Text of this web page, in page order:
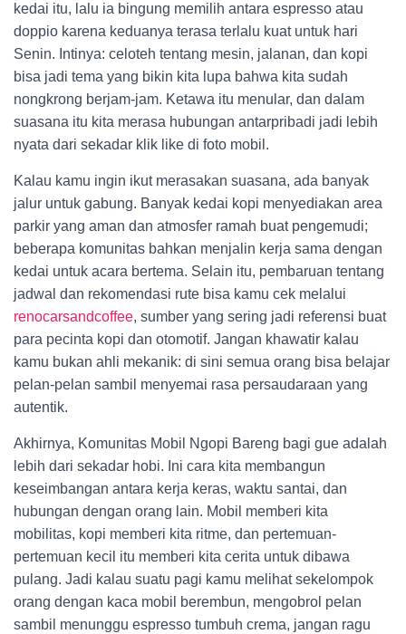
kedai itu, lalu ia bingung memilih antara espresso atau
doppio karena keduanya terasa terlalu kuat untuk hari
Senin. Intinya: celoteh tentang mesin, jalanan, dan kopi
bisa jadi tema yang bikin kita lupa bahwa kita sudah
nongkrong berjam-jam. Ketawa itu menular, dan dalam
suasana itu kita merasa hubungan antarpribadi jadi lebih
nyata dari sekadar klik like di foto mobil.
Kalau kamu ingin ikut merasakan suasana, ada banyak
jalur untuk gabung. Banyak kedai kopi menyediakan area
parkir yang aman dan atmosfer ramah buat pengemudi;
beberapa komunitas bahkan menjalin kerja sama dengan
kedai untuk acara bertema. Selain itu, pembaruan tentang
jadwal dan rekomendasi rute bisa kamu cek melalui
renocarsandcoffee, sumber yang sering jadi referensi buat
para pecinta kopi dan otomotif. Jangan khawatir kalau
kamu bukan ahli mekanik: di sini semua orang bisa belajar
pelan-pelan sambil menyemai rasa persaudaraan yang
autentik.
Akhirnya, Komunitas Mobil Ngopi Bareng bagi gue adalah
lebih dari sekadar hobi. Ini cara kita membangun
keseimbangan antara kerja keras, waktu santai, dan
hubungan dengan orang lain. Mobil memberi kita
mobilitas, kopi memberi kita ritme, dan pertemuan-
pertemuan kecil itu memberi kita cerita untuk dibawa
pulang. Jadi kalau suatu pagi kamu melihat sekelompok
orang dengan kaca mobil berembun, mengobrol pelan
sambil menunggu espresso tumbuh crema, jangan ragu